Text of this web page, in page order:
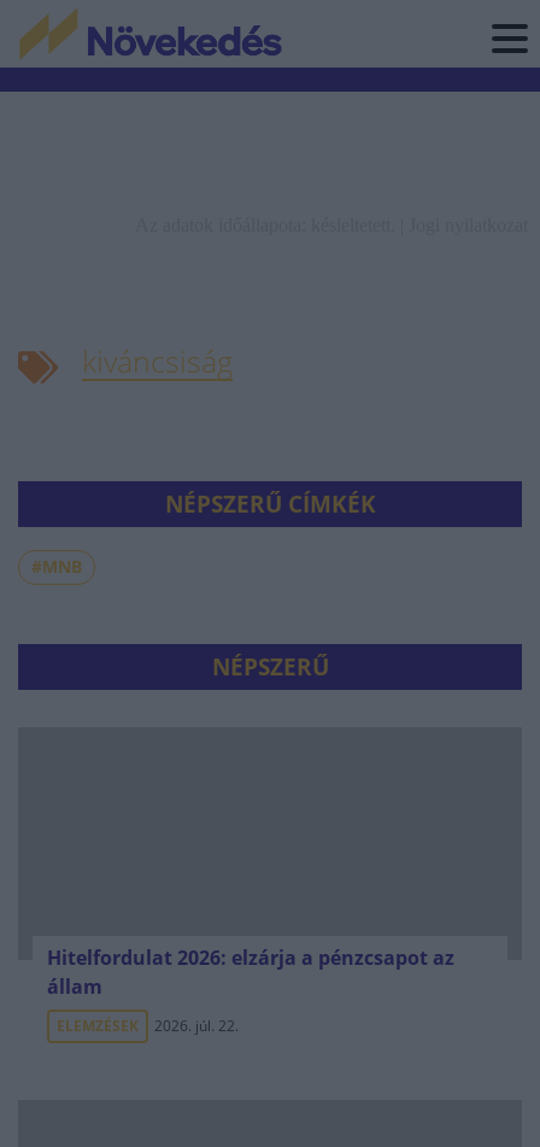
kiváncsiság
NÉPSZERŰ CÍMKÉK
#MNB
NÉPSZERŰ
Hitelfordulat 2026: elzárja a pénzcsapot az
állam
ELEMZÉSEK 2026. júl. 22.